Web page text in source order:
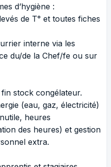
d’hygiène :
de T° et toutes fiches
interne via les
du/de la Chef/fe ou sur
stock congélateur.
(eau, gaz, électricité)
heures
des heures) et gestion
extra.